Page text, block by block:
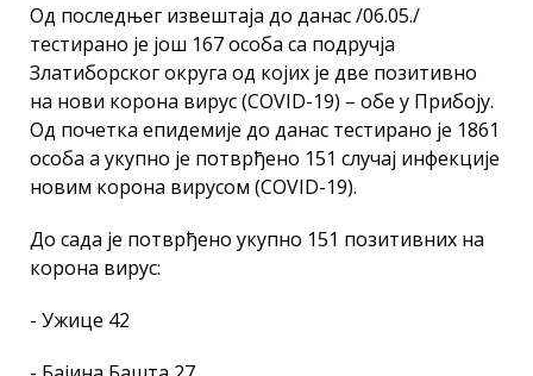
Oд последњег извештаја до данас /06.05./
тестирано је још 167 особa са подручја
Златиборског округа од којих је две позитивно
на нови корона вирус (COVID-19) – обе у Прибоју.
Од почетка епидемије до данас тестирано је 1861
особа а укупно је потврђено 151 случај инфекције
новим корона вирусом (COVID-19).
До сада је потврђено укупно 151 позитивних на
корона вирус:
- Ужице 42